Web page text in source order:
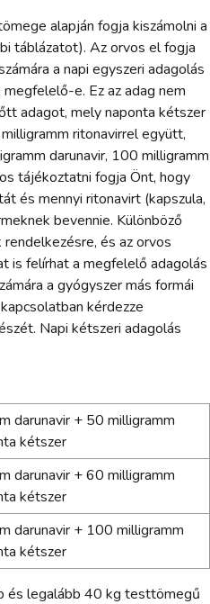
alapján fogja kiszámolni a
táblázatot). Az orvos el fogja
a napi egyszeri adagolás
e. Ez az adag nem
adagot, mely naponta kétszer
ritonavirrel együtt,
darunavir, 100 milligramm
tájékoztatni fogja Önt, hogy
és mennyi ritonavirt (kapszula,
bevennie. Különböző
és az orvos
is felírhat a megfelelő adagolás
a gyógyszer más formái
kérdezze
Napi kétszeri adagolás
darunavir + 50 milligramm
kétszer
darunavir + 60 milligramm
kétszer
darunavir + 100 milligramm
kétszer
és legalább 40 kg testtömegű